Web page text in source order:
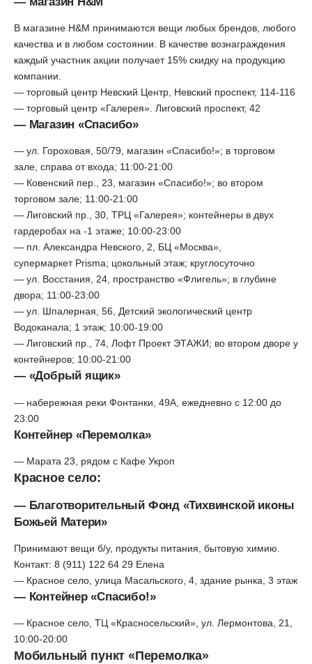
В магазине H&M принимаются вещи любых брендов, любого
качества и в любом состоянии. В качестве вознаграждения
каждый участник акции получает 15% скидку на продукцию
компании.
— торговый центр Невский Центр, Невский проспект, 114-116
— торговый центр «Галерея». Лиговский проспект, 42
— Магазин «Спасибо»
— ул. Гороховая, 50/79, магазин «Спасибо!»; в торговом
зале, справа от входа; 11:00-21:00
— Ковенский пер., 23, магазин «Спасибо!»; во втором
торговом зале; 11:00-21:00
— Лиговский пр., 30, ТРЦ «Галерея»; контейнеры в двух
гардеробах на -1 этаже; 10:00-23:00
— пл. Александра Невского, 2, БЦ «Москва»,
супермаркет Prisma; цокольный этаж; круглосуточно
— ул. Восстания, 24, пространство «Флигель»; в глубине
двора; 11:00-23:00
— ул. Шпалерная, 56, Детский экологический центр
Водоканала; 1 этаж; 10:00-19:00
— Лиговский пр., 74, Лофт Проект ЭТАЖИ; во втором дворе у
контейнеров; 10:00-21:00
— «Добрый ящик»
— набережная реки Фонтанки, 49А, ежедневно с 12:00 до
23:00
Контейнер «Перемолка»
— Марата 23, рядом с Кафе Укроп
Красное село:
— Благотворительный Фонд «Тихвинской иконы
Божьей Матери»
Принимают вещи б/у, продукты питания, бытовую химию.
Контакт: 8 (911) 122 64 29 Елена
— Красное село, улица Масальского, 4, здание рынка, 3 этаж
— Контейнер «Спасибо!»
— Красное село, ТЦ «Красносельский», ул. Лермонтова, 21,
10:00-20:00
Мобильный пункт «Перемолка»